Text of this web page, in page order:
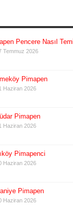
Pencere Nasıl
Temmuz 2026
Pimapen
Haziran 2026
Pimapen
Haziran 2026
Pimapenci
Haziran 2026
Pimapen
Haziran 2026